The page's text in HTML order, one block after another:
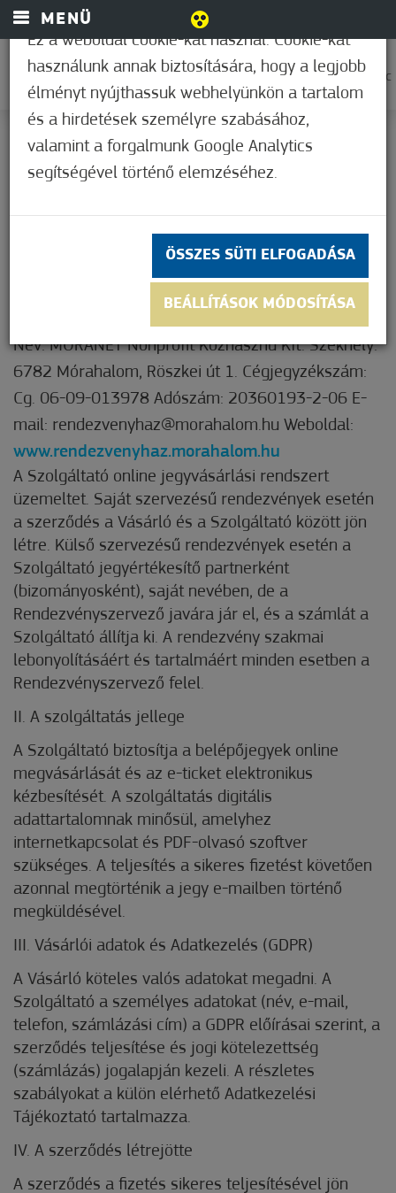
MENÜ
0
38,9°C
ÁSZF
Általános Szerződési Feltételek (ÁSZF) – MÓRANET
Nonprofit Közhasznú Kft.
I. Általános rendelkezések
Név: MÓRANET Nonprofit Közhasznú Kft. Székhely:
6782 Mórahalom, Röszkei út 1. Cégjegyzékszám:
Cg. 06-09-013978 Adószám: 20360193-2-06 E-
mail: rendezvenyhaz@morahalom.hu Weboldal:
www.rendezvenyhaz.morahalom.hu
A Szolgáltató online jegyvásárlási rendszert
üzemeltet. Saját szervezésű rendezvények esetén
a szerződés a Vásárló és a Szolgáltató között jön
létre. Külső szervezésű rendezvények esetén a
Szolgáltató jegyértékesítő partnerként
(bizományosként), saját nevében, de a
Rendezvényszervező javára jár el, és a számlát a
Szolgáltató állítja ki. A rendezvény szakmai
lebonyolításáért és tartalmáért minden esetben a
Rendezvényszervező felel.
II. A szolgáltatás jellege
A Szolgáltató biztosítja a belépőjegyek online
megvásárlását és az e-ticket elektronikus
kézbesítését. A szolgáltatás digitális
adattartalomnak minősül, amelyhez
internetkapcsolat és PDF-olvasó szoftver
szükséges. A teljesítés a sikeres fizetést követően
azonnal megtörténik a jegy e-mailben történő
megküldésével.
III. Vásárlói adatok és Adatkezelés (GDPR)
A Vásárló köteles valós adatokat megadni. A
Szolgáltató a személyes adatokat (név, e-mail,
telefon, számlázási cím) a GDPR előírásai szerint, a
szerződés teljesítése és jogi kötelezettség
(számlázás) jogalapján kezeli. A részletes
szabályokat a külön elérhető Adatkezelési
Tájékoztató tartalmazza.
IV. A szerződés létrejötte
A szerződés a fizetés sikeres teljesítésével jön
Ez a weboldal cookie-kat használ. Cookie-kat
használunk annak biztosítására, hogy a legjobb
élményt nyújthassuk webhelyünkön a tartalom
és a hirdetések személyre szabásához,
valamint a forgalmunk Google Analytics
segítségével történő elemzéséhez.
ÖSSZES SÜTI ELFOGADÁSA
BEÁLLÍTÁSOK MÓDOSÍTÁSA